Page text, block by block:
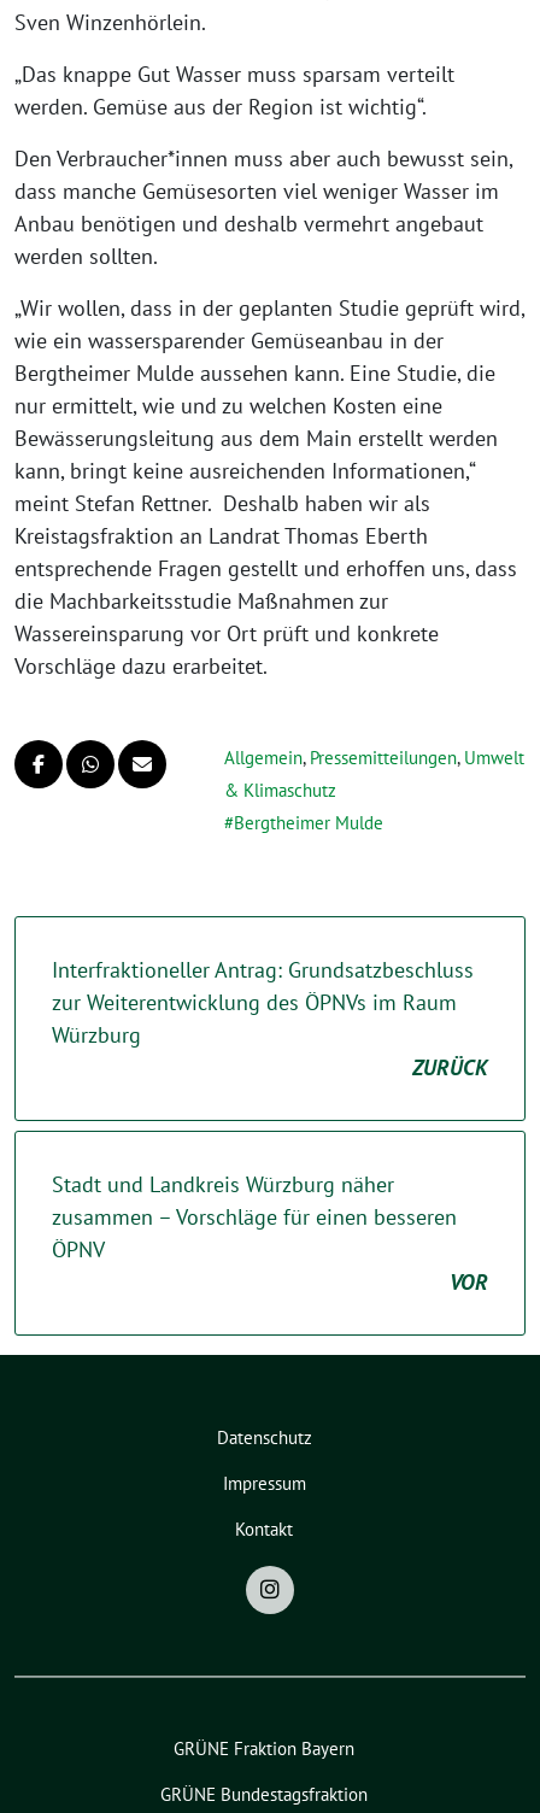
Sven Winzenhörlein.
„Das knappe Gut Wasser muss sparsam verteilt
werden. Gemüse aus der Region ist wichtig“.
Den Verbraucher*innen muss aber auch bewusst sein,
dass manche Gemüsesorten viel weniger Wasser im
Anbau benötigen und deshalb vermehrt angebaut
werden sollten.
„Wir wollen, dass in der geplanten Studie geprüft wird,
wie ein wassersparender Gemüseanbau in der
Bergtheimer Mulde aussehen kann. Eine Studie, die
nur ermittelt, wie und zu welchen Kosten eine
Bewässerungsleitung aus dem Main erstellt werden
kann, bringt keine ausreichenden Informationen,“
meint Stefan Rettner. Deshalb haben wir als
Kreistagsfraktion an Landrat Thomas Eberth
entsprechende Fragen gestellt und erhoffen uns, dass
die Machbarkeitsstudie Maßnahmen zur
Wassereinsparung vor Ort prüft und konkrete
Vorschläge dazu erarbeitet.
Allgemein, Pressemitteilungen, Umwelt
& Klimaschutz
Bergtheimer Mulde
Interfraktioneller Antrag: Grundsatzbeschluss
zur Weiterentwicklung des ÖPNVs im Raum
Würzburg
ZURÜCK
Stadt und Landkreis Würzburg näher
zusammen – Vorschläge für einen besseren
ÖPNV
VOR
Datenschutz
Impressum
Kontakt
GRÜNE Fraktion Bayern
GRÜNE Bundestagsfraktion